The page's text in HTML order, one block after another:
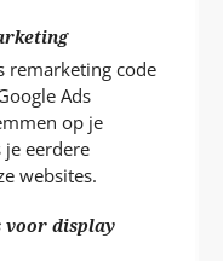
remarketing code
Ads
op je
eerdere
websites.
voor display